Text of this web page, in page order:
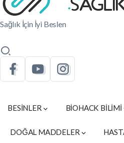
Sağlık İçin İyi Beslen
BESİNLER BİOHACK BİLİMİ
DOĞAL MADDELER